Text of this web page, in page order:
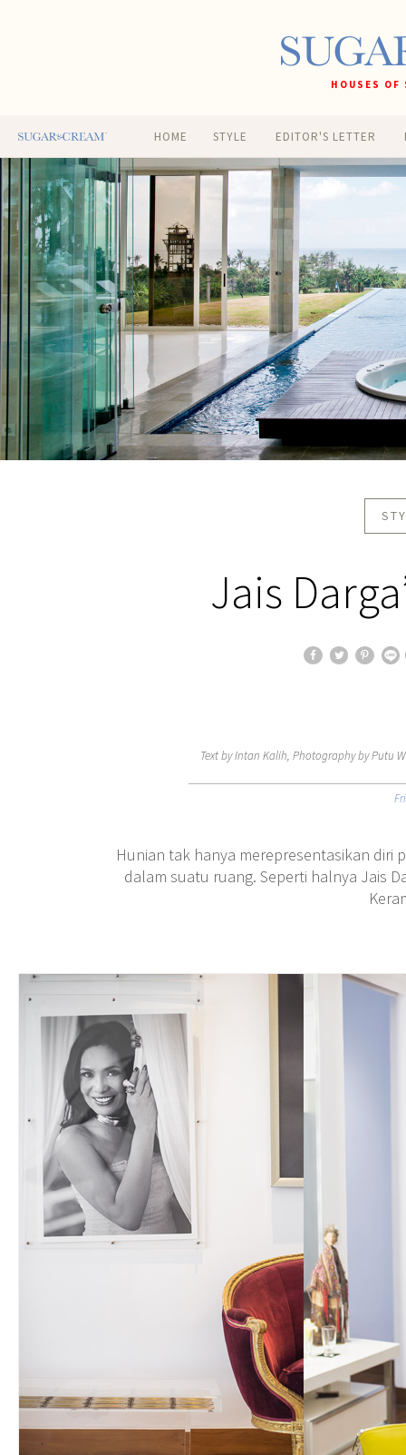
HOUSES
HOME STYLE EDITOR'S LETTER
Jais
Text by Intan Kalih, Photography by Putu
Hunian tak hanya merepresentasikan diri
dalam suatu ruang. Seperti halnya Jais